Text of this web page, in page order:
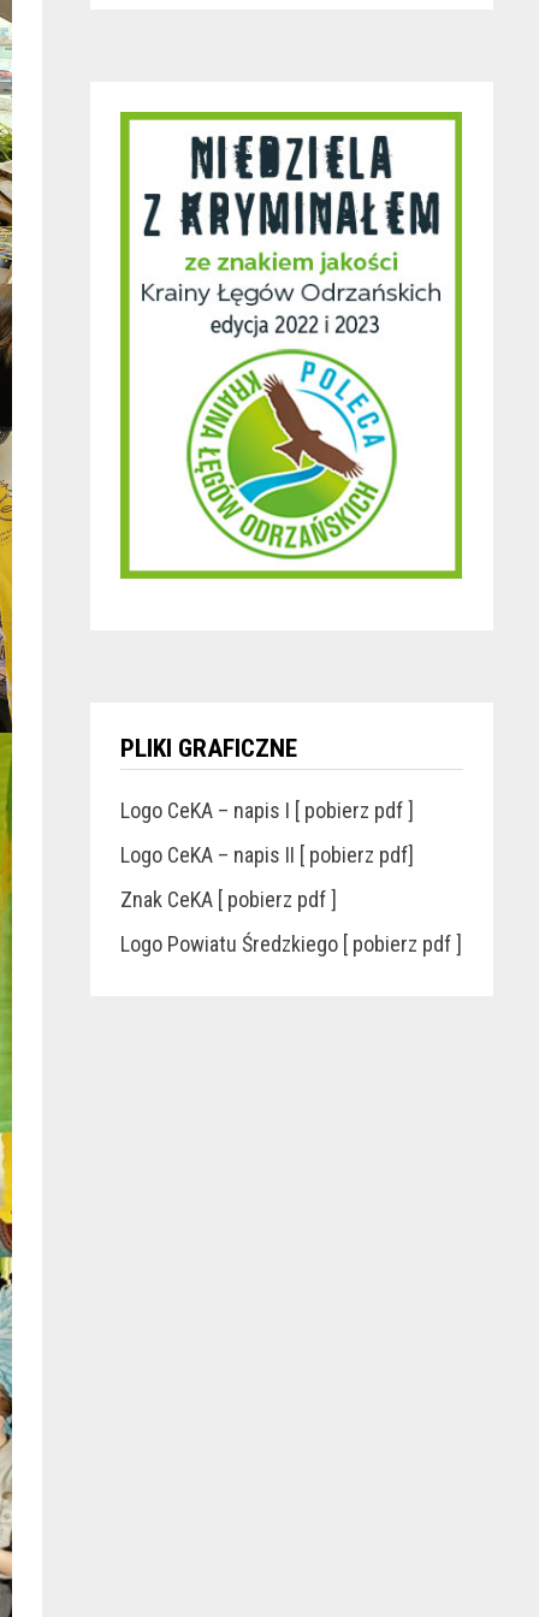
PLIKI GRAFICZNE
Logo CeKA – napis I [ pobierz pdf ]
Logo CeKA – napis II [ pobierz pdf]
Znak CeKA [ pobierz pdf ]
Logo Powiatu Średzkiego [ pobierz pdf ]